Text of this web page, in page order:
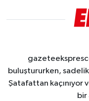
buluştururken,
Şatafattan kaçınıyor
bir